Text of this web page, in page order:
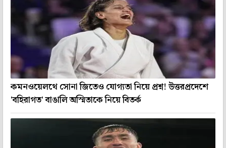
কমনওয়েলথে সোনা জিতেও যোগ্যতা নিয়ে প্রশ্ন! উত্তরপ্রদেশে
'বহিরাগত' বাঙালি অস্মিতাকে নিয়ে বিতর্ক